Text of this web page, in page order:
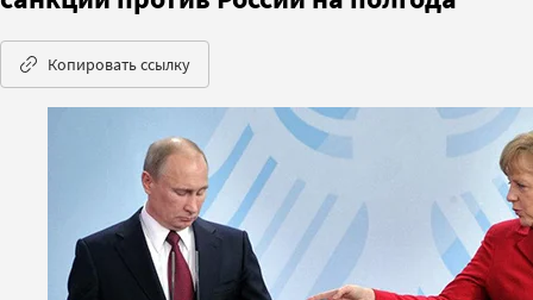
Копировать ссылку